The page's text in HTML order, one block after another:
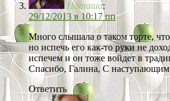
Наташа:
29/12/2013 в 10:17 пп
Много слышала о таком торте,
но испечь его как-то руки не
испечем и он тоже войдет в
Спасибо, Галина, С
Ответить